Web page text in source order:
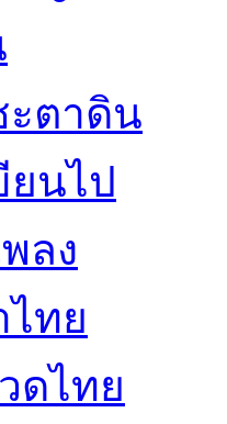
ตาดิน
ยนไป
ลง
ทย
ดไทย